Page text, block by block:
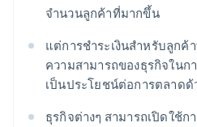
จำนวนลูกค้าที่มากขึ้น
แต่การชำระเงินสำหรับลูกค้
ความสามารถของธุรกิจใน
เป็นประโยชน์ต่อการตลาดด้
ธุรกิจต่างๆ สามารถเปิดใช้ก